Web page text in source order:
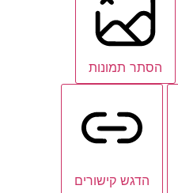
הסתר תמונות
הדגש קישורים